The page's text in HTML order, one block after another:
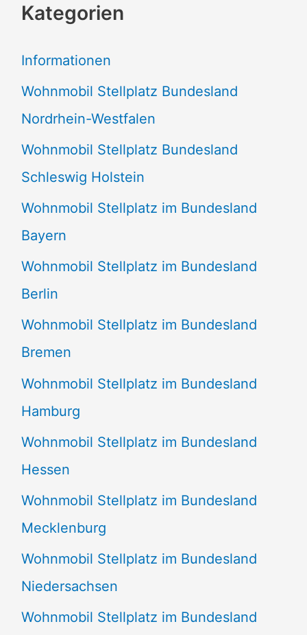
h
n
n
a
c
h
:
Kategorien
Informationen
Wohnmobil Stellplatz Bundesland
Nordrhein-Westfalen
Wohnmobil Stellplatz Bundesland
Schleswig Holstein
Wohnmobil Stellplatz im Bundesland
Bayern
Wohnmobil Stellplatz im Bundesland
Berlin
Wohnmobil Stellplatz im Bundesland
Bremen
Wohnmobil Stellplatz im Bundesland
Hamburg
Wohnmobil Stellplatz im Bundesland
Hessen
Wohnmobil Stellplatz im Bundesland
Mecklenburg
Wohnmobil Stellplatz im Bundesland
Niedersachsen
Wohnmobil Stellplatz im Bundesland